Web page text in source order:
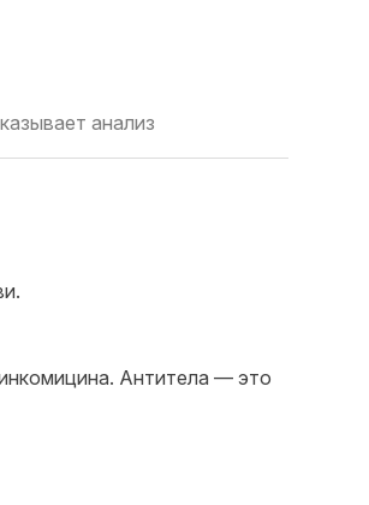
анализ
Антитела — это